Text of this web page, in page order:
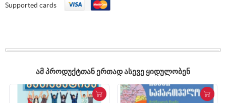
Supported cards
ᲐᲛ ᲞᲠᲝᲓᲣᲥᲢᲗᲐᲜ ᲔᲠᲗᲐᲓ ᲐᲡᲔᲕᲔ ᲧᲘᲓᲣᲚᲝᲑᲔᲜ